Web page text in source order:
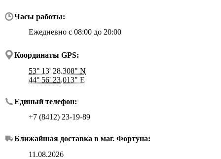
Часы работы:
Ежедневно с 08:00 до 20:00
Координаты GPS:
53° 13' 28.308" N
44° 56' 23.013" E
Единый телефон:
+7 (8412) 23-19-89
Ближайшая доставка в маг. Фортуна:
11.08.2026